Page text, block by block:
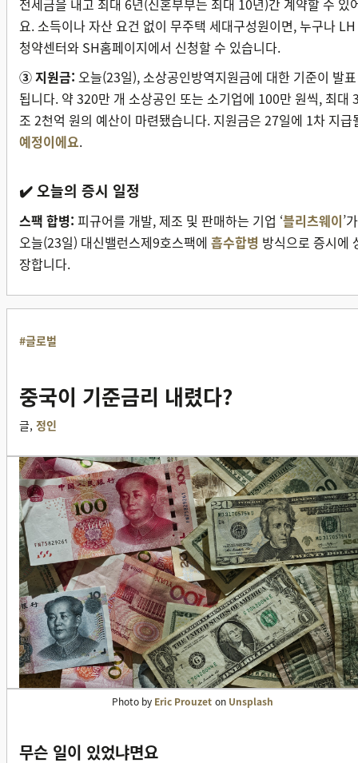
요. 소득이나 자산 요건 없이 무주택 세대구성원이면, 누구나 LH
청약센터와 SH홈페이지에서 신청할 수 있습니다.
③ 지원금: 오늘(23일), 소상공인방역지원금에 대한 기준이 발표
됩니다. 약 320만 개 소상공인 또는 소기업에 100만 원씩, 최대
조 2천억 원의 예산이 마련됐습니다. 지원금은 27일에 1차 지급
예정이에요.
✔️ 오늘의 증시 일정
스팩 합병: 피규어를 개발, 제조 및 판매하는 기업 ‘블리츠웨이’가
오늘(23일) 대신밸런스제9호스팩에 흡수합병 방식으로 증시에
장합니다.
#글로벌
중국이 기준금리 내렸다?
글, 정인
Photo by Eric Prouzet on Unsplash
무슨 일이 있었냐면요